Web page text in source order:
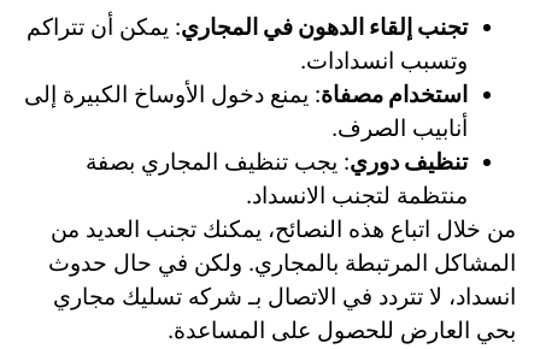
تجنب إلقاء الدهون في المجاري: يمكن أن تتراكم
وتسبب انسدادات.
استخدام مصفاة: يمنع دخول الأوساخ الكبيرة إلى
أنابيب الصرف.
تنظيف دوري: يجب تنظيف المجاري بصفة
منتظمة لتجنب الانسداد.
من خلال اتباع هذه النصائح، يمكنك تجنب العديد من
المشاكل المرتبطة بالمجاري. ولكن في حال حدوث
انسداد، لا تتردد في الاتصال بـ شركه تسليك مجاري
بحي العارض للحصول على المساعدة.